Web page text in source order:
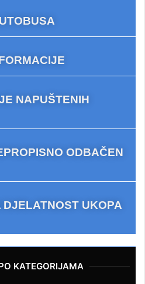
NAPUŠTENIH
ODBAČEN
UKOPA
KATEGORIJAMA